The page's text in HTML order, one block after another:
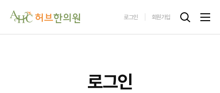
로그인 회원가입
로그인